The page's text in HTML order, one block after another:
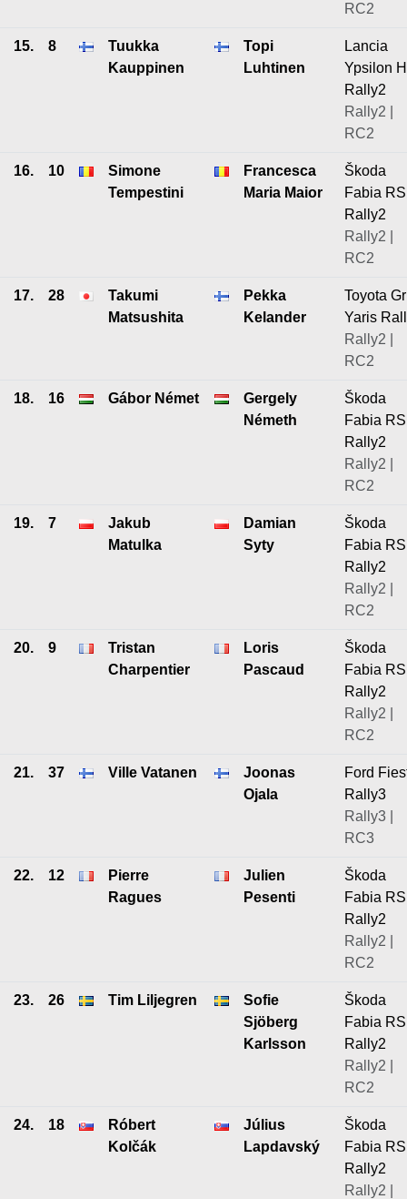
RC2
15. 8
Tuukka
Kauppinen
Topi
Luhtinen
Lancia
Ypsilon
Rally2
Rally2 |
RC2
16. 10
Simone
Tempestini
Francesca
Maria Maior
Škoda
Fabia RS
Rally2
Rally2 |
RC2
17. 28
Takumi
Matsushita
Pekka
Kelander
Toyota Gr
Yaris
Rally2 |
RC2
18. 16 Gábor Német
Gergely
Németh
Škoda
Fabia RS
Rally2
Rally2 |
RC2
19. 7
Jakub
Matulka
Damian
Syty
Škoda
Fabia RS
Rally2
Rally2 |
RC2
20. 9
Tristan
Charpentier
Loris
Pascaud
Škoda
Fabia RS
Rally2
Rally2 |
RC2
21. 37 Ville Vatanen
Joonas
Ojala
Ford
Rally3
Rally3 |
RC3
22. 12
Pierre
Ragues
Julien
Pesenti
Škoda
Fabia RS
Rally2
Rally2 |
RC2
23. 26 Tim Liljegren
Sofie
Sjöberg
Karlsson
Škoda
Fabia RS
Rally2
Rally2 |
RC2
24. 18
Róbert
Kolčák
Július
Lapdavský
Škoda
Fabia RS
Rally2
Rally2 |